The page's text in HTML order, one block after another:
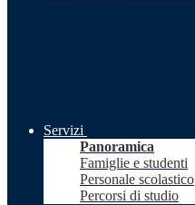
Servizi
Panoramica
Famiglie e studenti
Personale scolastico
Percorsi di studio